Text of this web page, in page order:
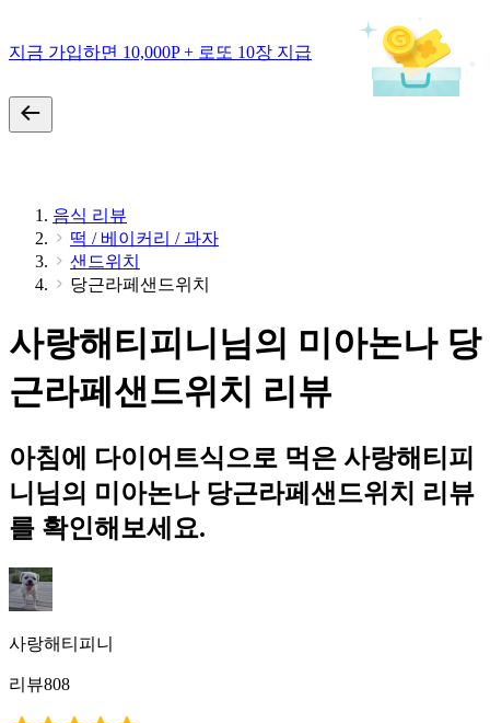
지금 가입하면 10,000P + 로또 10장 지급
음식 리뷰
떡 / 베이커리 / 과자
샌드위치
당근라페샌드위치
사랑해티피니님의 미아논나 당
근라페샌드위치 리뷰
아침에 다이어트식으로 먹은 사랑해티피
니님의 미아논나 당근라페샌드위치 리뷰
를 확인해보세요.
사랑해티피니
리뷰808